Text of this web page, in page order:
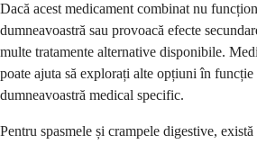
Dacă acest medicament combinat nu
dumneavoastră sau provoacă efecte
multe tratamente alternative disponibile.
poate ajuta să explorați alte opțiuni în
dumneavoastră medical specific.
Pentru spasmele și crampele digestive,